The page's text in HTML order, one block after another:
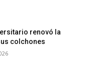
renovó la
colchones